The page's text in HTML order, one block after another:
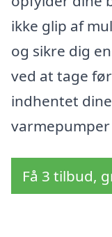
ikke glip af
og sikre dig
ved at tage
indhentet
Få 3 tilbud,